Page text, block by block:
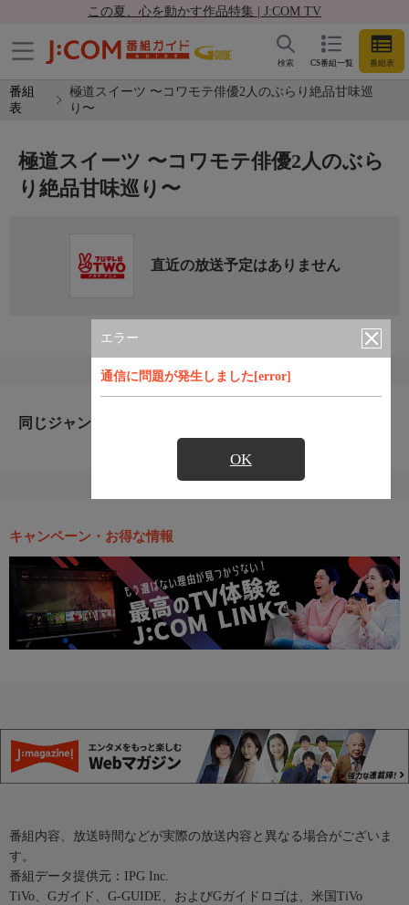
この夏、心を動かす作品特集 | J:COM TV
CS番組一覧 番組表
検索
番組
表
極道スイーツ 〜コワモテ俳優2人のぶらり絶品甘味巡
り〜
エラー
通信に問題が発生しました[error]
OK
極道スイーツ 〜コワモテ俳優2人のぶら
り絶品甘味巡り〜
直近の放送予定はありません
同じジャンルのおすすめ番組
キャンペーン・お得な情報
番組内容、放送時間などが実際の放送内容と異なる場合がございま
す。
番組データ提供元：IPG Inc.
TiVo、Gガイド、G-GUIDE、およびGガイドロゴは、米国TiVo